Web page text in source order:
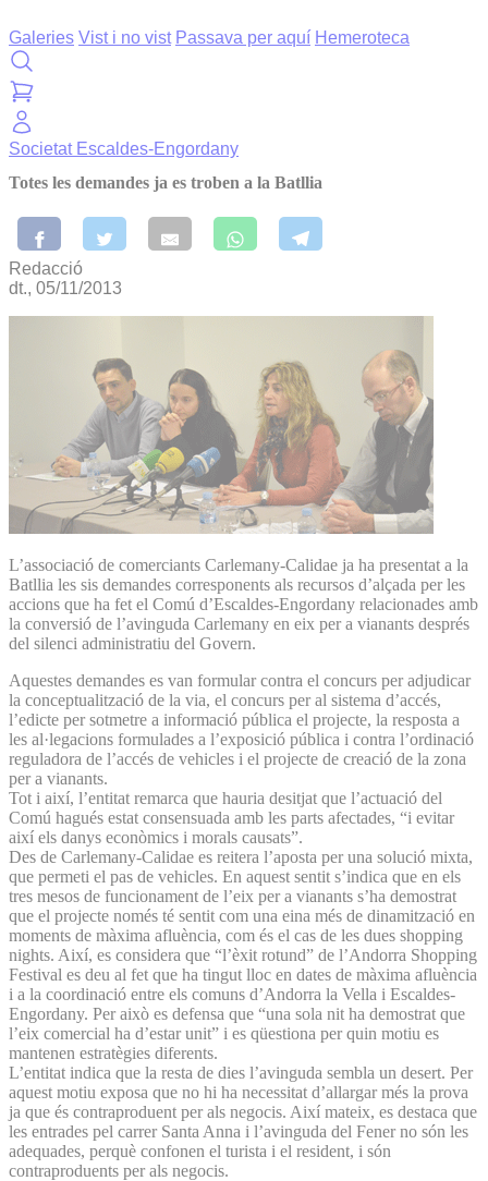
Galeries Vist i no vist Passava per aquí Hemeroteca
Societat Escaldes-Engordany
Totes les demandes ja es troben a la Batllia
Redacció
dt., 05/11/2013
L’associació de comerciants Carlemany-Calidae ja ha presentat a la
Batllia les sis demandes corresponents als recursos d’alçada per les
accions que ha fet el Comú d’Escaldes-Engordany relacionades amb
la conversió de l’avinguda Carlemany en eix per a vianants després
del silenci administratiu del Govern.
Aquestes demandes es van formular contra el concurs per adjudicar
la conceptualització de la via, el concurs per al sistema d’accés,
l’edicte per sotmetre a informació pública el projecte, la resposta a
les al·legacions formulades a l’exposició pública i contra l’ordinació
reguladora de l’accés de vehicles i el projecte de creació de la zona
per a vianants.
Tot i així, l’entitat remarca que hauria desitjat que l’actuació del
Comú hagués estat consensuada amb les parts afectades, “i evitar
així els danys econòmics i morals causats”.
Des de Carlemany-Calidae es reitera l’aposta per una solució mixta,
que permeti el pas de vehicles. En aquest sentit s’indica que en els
tres mesos de funcionament de l’eix per a vianants s’ha demostrat
que el projecte només té sentit com una eina més de dinamització en
moments de màxima afluència, com és el cas de les dues shopping
nights. Així, es considera que “l’èxit rotund” de l’An­dorra Shopping
Festival es deu al fet que ha tingut lloc en dates de màxima afluència
i a la coordinació entre els comuns d’An­dorra la Vella i Escaldes-
Engordany. Per això es defensa que “una sola nit ha demostrat que
l’eix comercial ha d’estar unit” i es qüestiona per quin motiu es
mantenen estratègies diferents.
L’entitat indica que la resta de dies l’avinguda sembla un desert. Per
aquest motiu exposa que no hi ha necessitat d’allargar més la prova
ja que és contraproduent per als negocis. Així mateix, es destaca que
les entrades pel carrer Santa Anna i l’avinguda del Fener no són les
adequades, perquè confonen el turista i el resident, i són
contraproduents per als negocis.